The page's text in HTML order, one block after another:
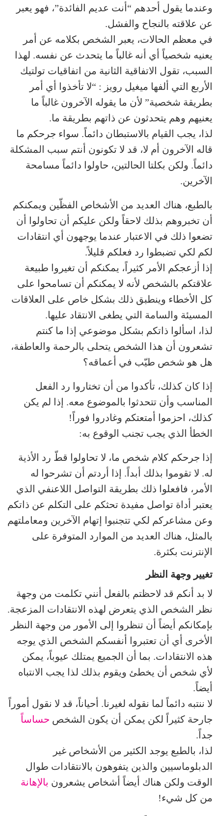
وعندما يقول أحدهم “أنت عديم الفائدة”، فهو يعبر
عن علاقته بالنجاح والفشل.
في معظم الحالات، يعبر الشخص بكلامه عن أمر
يعنيه شخصياً أي أنه غالباً ما يتحدث عن نفسه. لهذا
السبب، تقول الاتفاقية الثانية من اتفاقيات تولتيك
الأربع التي ألفها ميغيل رويز : “لا تأخذوا أي أمر
بطريقة شخصية” لأن ما يقوله الآخرون غالباً ما
يعنيهم وهم يتحدثون عن ذاتهم بطريقة ما.
لذا، يجب القيام بالاستبطان دائماً. سواء جرحكم ما
قاله الآخرون أم لا، قد لا تكونون أنتم سبب المشكلة
دائماً. ولكن بكلتا الحالتين، حاولوا دائماً مسامحة
الآخرين.
بالطبع، هناك العديد من الأشخاص الفظّين ويمكنكم
أن تخبروهم بذلك لاحقاً ولكن عليكم أن تحاولوا أن
تضعوا ذلك في الاعتبار عندما يوجهون أي انتقادات
لكم لكي تضبطوا رد فعلكم قليلاً.
إذا أزعجكم الأمر كثيراً، يمكنكم أن تغيروا طبيعة
علاقتكم بالشخص لأنه لا يمكنكم أن تسامحوا على
كل الأخطاء وينطبق ذلك بشكل خاص على العلاقات
المسيئة والسامة التي يطغى الانتقاد عليها.
لذا، اسألوا ذاتكم بشكل موضوعي إذا ما كنتم
تشعرون أن هذا الشخص يتحلى بالرحمة والعاطفة،
هل هو شخص طيّب في أعماقه؟
إذا كان كذلك، تأكدوا من أن تختاروا رد الفعل
المناسب وأن تتحدثوا بالموضوع معه. إذا لم يكن
كذلك، احزموا أمتعتكم وغادروا فوراً!
الخطأ الذي يجب تجنب الوقوع به:
إذا جرحكم كلام شخص ما، لا تحاولوا قطّ رد الأذية
له. لا تقوموا بذلك أبداً. إذا أردتم أن تشرحوا له
الأمر، فافعلوا ذلك بطريقة التواصل اللاعنفي الذي
يعتبر أداة تواصل مفيدة تحثكم على التكلم عن ذاتكم
وعن مشاعركم لكي تتجنبوا إتهام الآخرين ومعاملتهم
بالمثل، هناك العديد من الموارد المتوفرة على
الإنترنت بكثرة.
تغيير وجهة النظر
لا بد أنكم قد لاحظتم بالفعل أنني تكلمت من وجهة
نظر الشخص الذي يتعرض لهذه الانتقادات المزعجة.
بإمكانكم أيضاً أن تنظروا إلى الأمور من وجهة النظر
الأخرى أي أن تعتبروا أنفسكم الشخص الذي يوجه
هذه الانتقادات. بما أن الجميع يمتلك عيوباً، يمكن
لأي شخص أن يخطئ ويقوم بذلك لذا يجب الانتباه
أيضاً.
لا ننتبه دائماً لما نقوله لغيرنا. أحياناً، قد لا نقول أموراً
جارحة كثيراً لكن يمكن أن يكون الشخص حساساً
جداً.
لذا، بالطبع يوجد الكثير من الأشخاص غير
الدبلوماسيين والذين يتفوهون بالانتقادات طوال
الوقت ولكن هناك أيضاً أشخاص يشعرون بالإهانة
من كل شيء!